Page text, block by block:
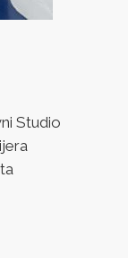
Studio